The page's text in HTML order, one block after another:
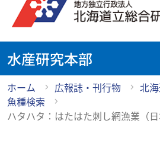
ッ
プ水産研究本部
ホーム 広報誌・刊行物
北
魚種検索
ハタハタ：はたはた刺し網漁業（日